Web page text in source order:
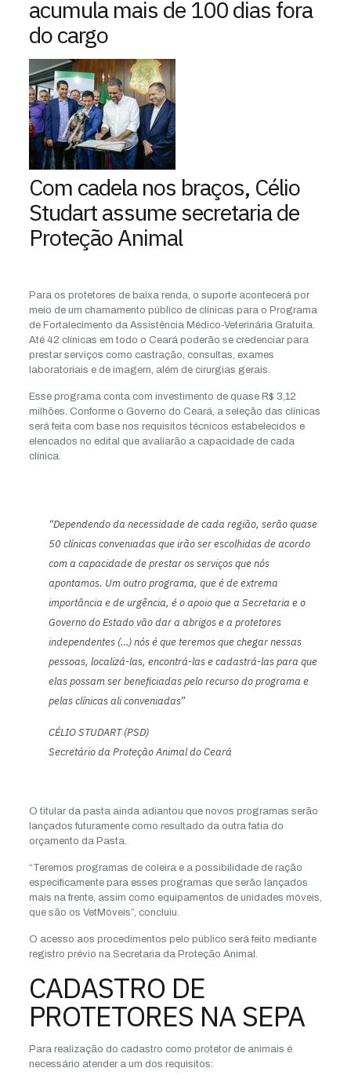
acumula mais de 100 dias fora
do cargo
Com cadela nos braços, Célio
Studart assume secretaria de
Proteção Animal
Para os protetores de baixa renda, o suporte acontecerá por
meio de um chamamento público de clínicas para o Programa
de Fortalecimento da Assistência Médico-Veterinária Gratuita.
Até 42 clínicas em todo o Ceará poderão se credenciar para
prestar serviços como castração, consultas, exames
laboratoriais e de imagem, além de cirurgias gerais.
Esse programa conta com investimento de quase R$ 3,12
milhões. Conforme o Governo do Ceará, a seleção das clínicas
será feita com base nos requisitos técnicos estabelecidos e
elencados no edital que avaliarão a capacidade de cada
clínica.
“Dependendo da necessidade de cada região, serão quase
50 clínicas conveniadas que irão ser escolhidas de acordo
com a capacidade de prestar os serviços que nós
apontamos. Um outro programa, que é de extrema
importância e de urgência, é o apoio que a Secretaria e o
Governo do Estado vão dar a abrigos e a protetores
independentes (…) nós é que teremos que chegar nessas
pessoas, localizá-las, encontrá-las e cadastrá-las para que
elas possam ser beneficiadas pelo recurso do programa e
pelas clínicas ali conveniadas”
CÉLIO STUDART (PSD)
Secretário da Proteção Animal do Ceará
O titular da pasta ainda adiantou que novos programas serão
lançados futuramente como resultado da outra fatia do
orçamento da Pasta.
“Teremos programas de coleira e a possibilidade de ração
especificamente para esses programas que serão lançados
mais na frente, assim como equipamentos de unidades móveis,
que são os VetMóveis”, concluiu.
O acesso aos procedimentos pelo público será feito mediante
registro prévio na Secretaria da Proteção Animal.
CADASTRO DE
PROTETORES NA SEPA
Para realização do cadastro como protetor de animais é
necessário atender a um dos requisitos: